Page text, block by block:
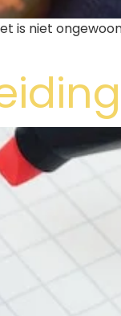
is niet